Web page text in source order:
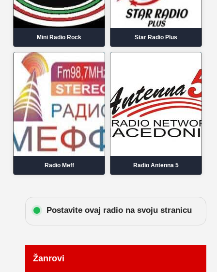
Mini Radio Rock Star Radio Plus
Radio Meff Radio Antenna 5
Postavite ovaj radio na svoju stranicu
Žanrovi